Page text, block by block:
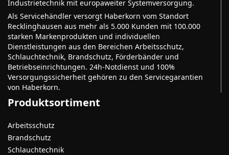
Industrietechnik mit europaweiter Systemversorgung.
Als Servicehändler versorgt Haberkorn vom Standort
Recklinghausen aus mehr als 5.000 Kunden mit 100.000
starken Markenprodukten und individuellen
Dienstleistungen aus den Bereichen Arbeitsschutz,
Schlauchtechnik, Brandschutz, Förderbänder und
Betriebseinrichtungen. 24h-Notdienst und 100%
Versorgungssicherheit gehören zu den Servicegarantien
von Haberkorn.
Produktsortiment
Arbeitsschutz
Brandschutz
Schlauchtechnik